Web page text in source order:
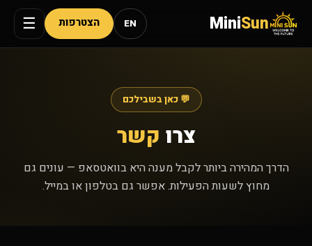
MiniSun
EN הצטרפות ☰
💬 כאן בשבילכם
צרו קשר
הדרך המהירה ביותר לקבל מענה היא בוואטסאפ — עונים גם
מחוץ לשעות הפעילות. אפשר גם בטלפון או במייל.